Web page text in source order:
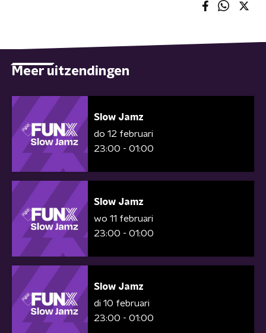
Meer uitzendingen
Slow Jamz
do 12 februari
23:00 - 01:00
Slow Jamz
wo 11 februari
23:00 - 01:00
Slow Jamz
di 10 februari
23:00 - 01:00